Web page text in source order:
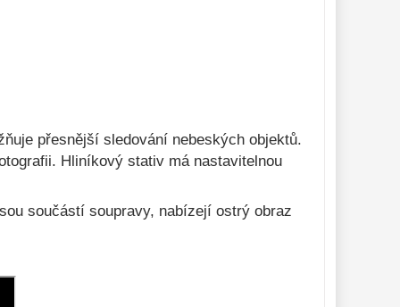
přesnější sledování nebeských objektů.
Hliníkový stativ má nastavitelnou
součástí soupravy, nabízejí ostrý obraz